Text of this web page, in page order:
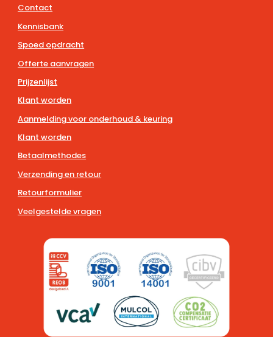
Contact
Kennisbank
Spoed opdracht
Offerte aanvragen
Prijzenlijst
Klant worden
Aanmelding voor onderhoud & keuring
Klant worden
Betaalmethodes
Verzending en retour
Retourformulier
Veelgestelde vragen